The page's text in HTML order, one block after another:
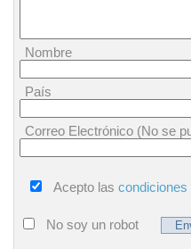
Nombre
País
Correo Electrónico (No se
Acepto las condiciones
No soy un robot